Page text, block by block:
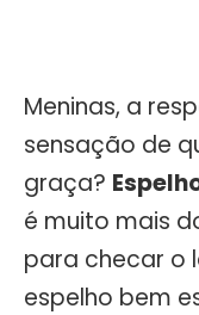
Meninas, a
sensação de
graça?
é muito mais
para checar o
espelho bem